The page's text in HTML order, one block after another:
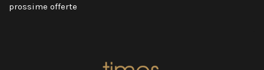
prossime offerte